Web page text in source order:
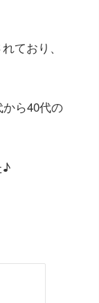
ており、
ら40代の
♪